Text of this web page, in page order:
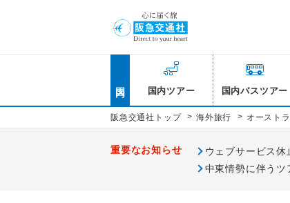
国内ツアー 国内バスツアー
阪急交通社トップ > 海外旅行 > オースト
重要なお知らせ
ウェブサービス休
中東情勢に伴うツ